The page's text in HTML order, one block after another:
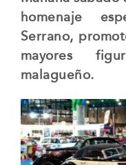
homenaje
Serrano,
mayores
malagueño.